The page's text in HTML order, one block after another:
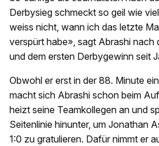
Derbysieg schmeckt so geil wie
weiss nicht, wann ich das letzte
verspürt habe», sagt Abrashi nach
und dem ersten Derbygewinn seit
Obwohl er erst in der 88. Minute
macht sich Abrashi schon beim
heizt seine Teamkollegen an und
Seitenlinie hinunter, um Jonathan
1:0 zu gratulieren. Dafür nimmt er